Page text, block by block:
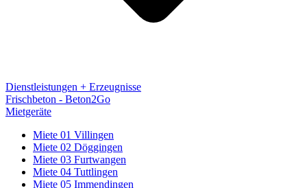
Dienstleistungen + Erzeugnisse
Frischbeton - Beton2Go
Mietgeräte
Miete 01 Villingen
Miete 02 Döggingen
Miete 03 Furtwangen
Miete 04 Tuttlingen
Miete 05 Immendingen